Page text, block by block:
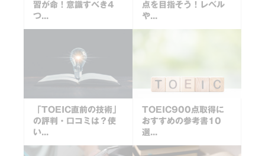
習が命！意識すべき4
つ...
点を目指そう！レベル
や...
「TOEIC直前の技術」
の評判・口コミは？使
い...
TOEIC900点取得に
おすすめの参考書10
選...